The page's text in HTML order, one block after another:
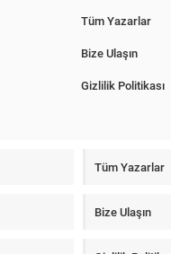
Tüm Yazarlar
Bize Ulaşın
Gizlilik Politikası
Tüm Yazarlar
Bize Ulaşın